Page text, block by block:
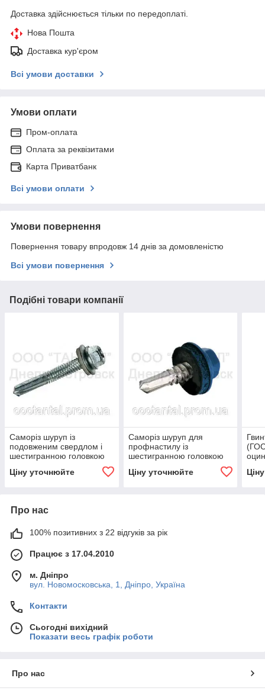
Доставка здійснюється тільки по передоплаті.
Нова Пошта
Доставка кур'єром
Всі умови доставки
Умови оплати
Пром-оплата
Оплата за реквізитами
Карта Приватбанк
Всі умови оплати
Умови повернення
Повернення товару впродовж 14 днів за домовленістю
Всі умови повернення
Подібні товари компанії
Саморіз шуруп із
подовженим свердлом і
шестигранною головкою
оцинкований DIN 7504K із
шайбою
Ціну уточнюйте
Саморіз шуруп для
профнастилу із
шестигранною головкою
пофарбований DIN 7504K
Ціну уточнюйте
Про нас
100% позитивних з 22 відгуків за рік
Працює з 17.04.2010
м. Дніпро
вул. Новомосковська, 1, Дніпро, Україна
Контакти
Сьогодні вихідний
Показати весь графік роботи
Про нас